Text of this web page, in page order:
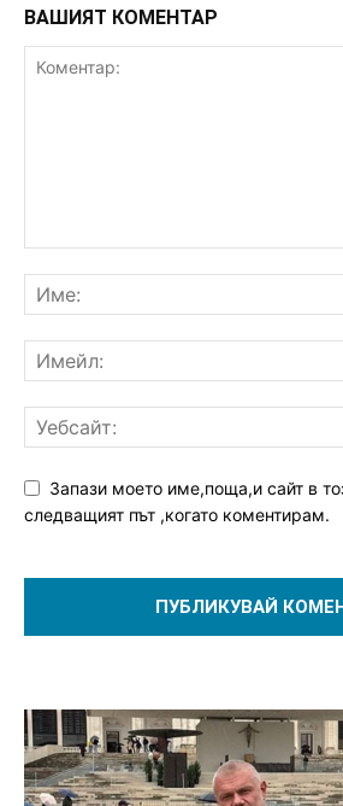
ВАШИЯТ КОМЕНТАР
Запази моето име,поща,и сайт в
следващият път ,когато коментирам.